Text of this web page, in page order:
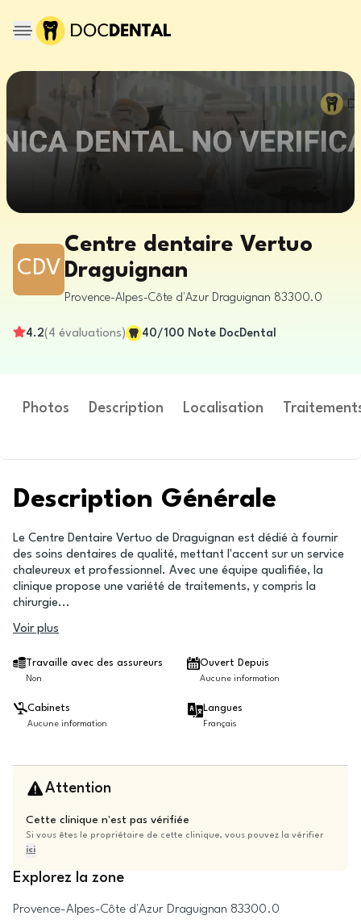
CDV
Centre dentaire Vertuo
Draguignan
Provence-Alpes-Côte d'Azur Draguignan 83300.0
4.2( 4 évaluations) 40/100 Note DocDental
Photos Description Localisation
Description Générale
Le Centre Dentaire Vertuo de Draguignan est dédié à fournir
des soins dentaires de qualité, mettant l'accent sur un service
chaleureux et professionnel. Avec une équipe qualifiée, la
clinique propose une variété de traitements, y compris la
chirurgie...
Voir plus
Travaille avec des assureurs
Non
Ouvert Depuis
Aucune information
Cabinets
Aucune information
Langues
Français
Attention
Cette clinique n'est pas vérifiée
Si vous êtes le propriétaire de cette clinique, vous pouvez la vérifier
ici
Explorez la zone
Provence-Alpes-Côte d'Azur Draguignan 83300.0